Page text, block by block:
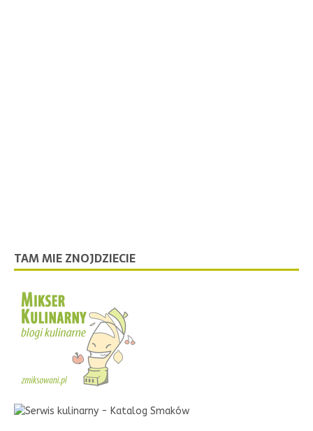
TAM MIE ZNOJDZIECIE